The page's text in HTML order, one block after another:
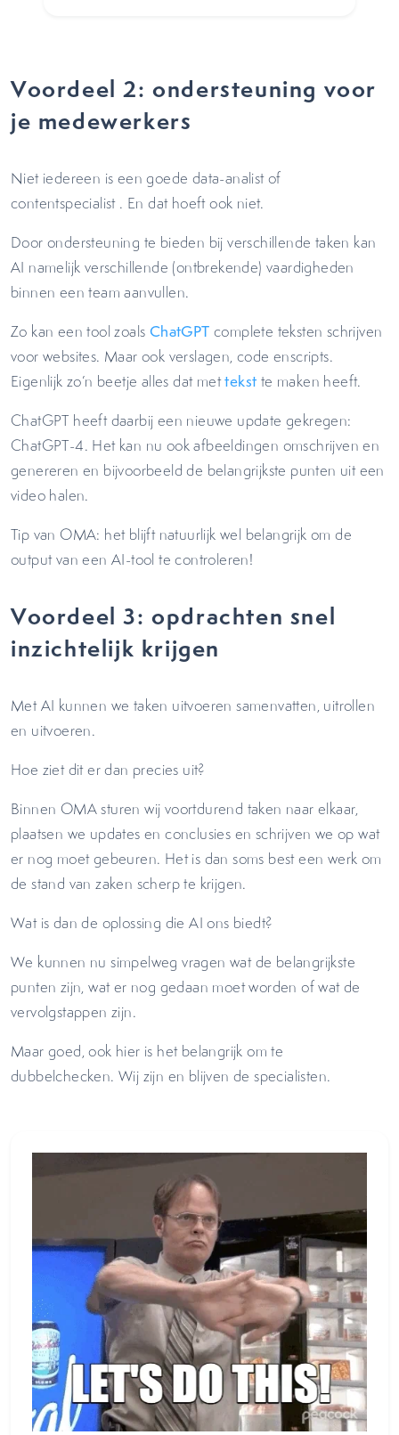
Voordeel 2: ondersteuning voor
je medewerkers
Niet iedereen is een goede data-analist of
contentspecialist . En dat hoeft ook niet.
Door ondersteuning te bieden bij verschillende taken kan
AI namelijk verschillende (ontbrekende) vaardigheden
binnen een team aanvullen.
Zo kan een tool zoals ChatGPT complete teksten schrijven
voor websites. Maar ook verslagen, code enscripts.
Eigenlijk zo’n beetje alles dat mettekst te maken heeft.
ChatGPT heeft daarbij een nieuwe update gekregen:
ChatGPT-4. Het kan nu ook afbeeldingen omschrijven en
genereren en bijvoorbeeld de belangrijkste punten uit een
video halen.
Tip van OMA: het blijft natuurlijk wel belangrijk om de
output van een AI-tool te controleren!
Voordeel 3: opdrachten snel
inzichtelijk krijgen
Met AI kunnen we taken uitvoeren samenvatten, uitrollen
en uitvoeren.
Hoe ziet dit er dan precies uit?
Binnen OMA sturen wij voortdurend taken naar elkaar,
plaatsen we updates en conclusies en schrijven we op wat
er nog moet gebeuren. Het is dan soms best een werk om
de stand van zaken scherp te krijgen.
Wat is dan de oplossing die AI ons biedt?
We kunnen nu simpelweg vragen wat de belangrijkste
punten zijn, wat er nog gedaan moet worden of wat de
vervolgstappen zijn.
Maar goed, ook hier is het belangrijk om te
dubbelchecken. Wij zijn en blijven de specialisten.